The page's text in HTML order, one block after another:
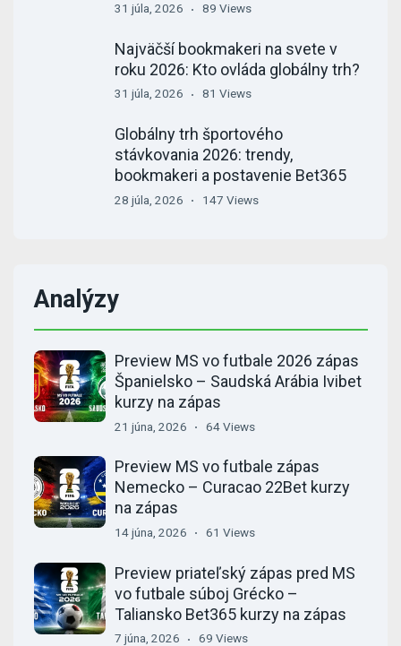
31 júla, 2026 89 Views
Najväčší bookmakeri na svete v
roku 2026: Kto ovláda globálny trh?
31 júla, 2026 81 Views
Globálny trh športového
stávkovania 2026: trendy,
bookmakeri a postavenie Bet365
28 júla, 2026 147 Views
Analýzy
Preview MS vo futbale 2026 zápas
Španielsko – Saudská Arábia Ivibet
kurzy na zápas
21 júna, 2026 64 Views
Preview MS vo futbale zápas
Nemecko – Curacao 22Bet kurzy
na zápas
14 júna, 2026 61 Views
Preview priateľský zápas pred MS
vo futbale súboj Grécko –
Taliansko Bet365 kurzy na zápas
7 júna, 2026 69 Views